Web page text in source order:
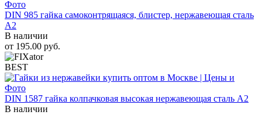
DIN 985 гайка самоконтрящаяся, блистер, нержавеющая сталь
A2
В наличии
от 195.00 руб.
BEST
DIN 1587 гайка колпачковая высокая нержавеющая сталь А2
В наличии